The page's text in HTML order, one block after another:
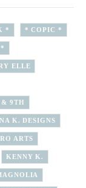
* * COPIC *
ELLE
& 9TH
K. DESIGNS
ARTS
KENNY K.